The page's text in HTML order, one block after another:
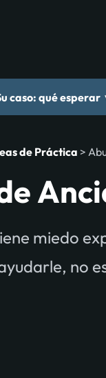
caso: qué esperar
de Práctica >
miedo
no